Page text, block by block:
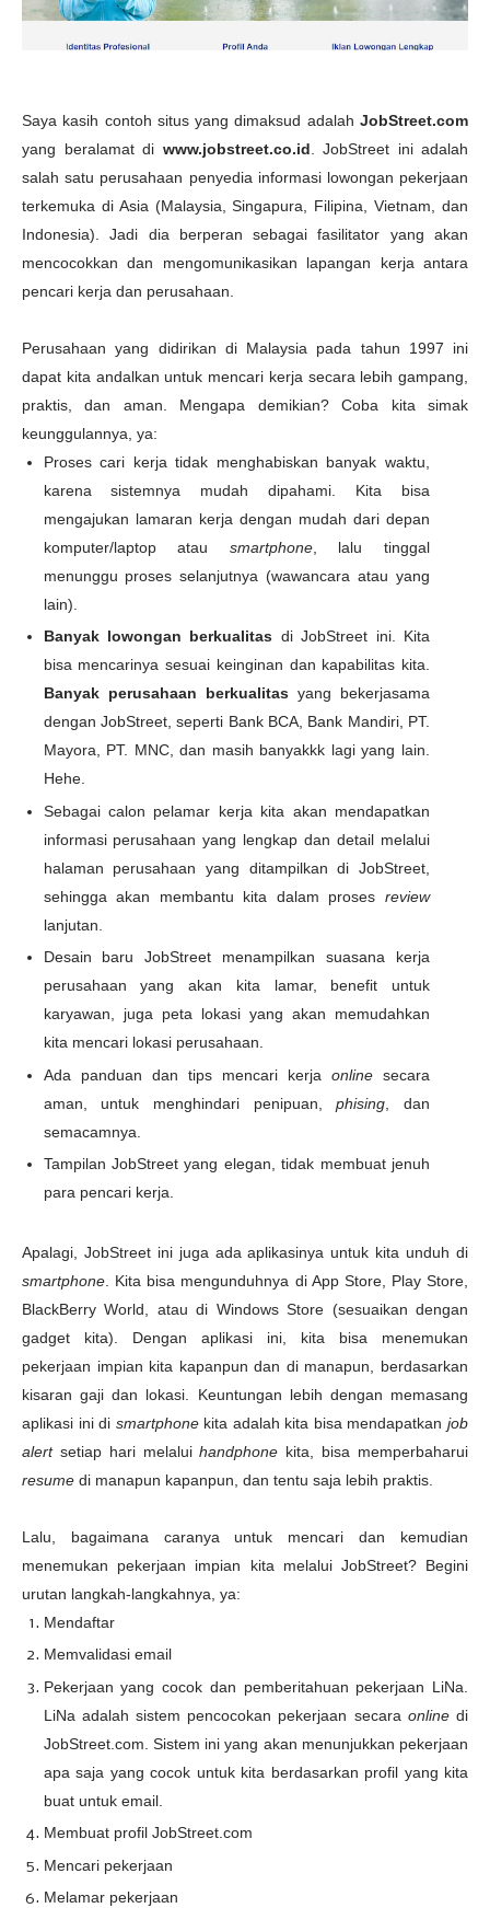
Saya kasih contoh situs yang dimaksud adalah JobStreet.com
yang beralamat di www.jobstreet.co.id . JobStreet ini adalah
salah satu perusahaan penyedia informasi lowongan pekerjaan
terkemuka di Asia (Malaysia, Singapura, Filipina, Vietnam, dan
Indonesia). Jadi dia berperan sebagai fasilitator yang akan
mencocokkan dan mengomunikasikan lapangan kerja antara
pencari kerja dan perusahaan.
Perusahaan yang didirikan di Malaysia pada tahun 1997 ini
dapat kita andalkan untuk mencari kerja secara lebih gampang,
praktis, dan aman. Mengapa demikian? Coba kita simak
keunggulannya, ya:
Proses cari kerja tidak menghabiskan banyak waktu,
karena sistemnya mudah dipahami. Kita bisa
mengajukan lamaran kerja dengan mudah dari depan
komputer/laptop atau smartphone, lalu tinggal
menunggu proses selanjutnya (wawancara atau yang
lain).
Banyak lowongan berkualitas di JobStreet ini. Kita
bisa mencarinya sesuai keinginan dan kapabilitas kita.
Banyak perusahaan berkualitas yang bekerjasama
dengan JobStreet, seperti Bank BCA, Bank Mandiri, PT.
Mayora, PT. MNC, dan masih banyakkk lagi yang lain.
Hehe.
Sebagai calon pelamar kerja kita akan mendapatkan
informasi perusahaan yang lengkap dan detail melalui
halaman perusahaan yang ditampilkan di JobStreet,
sehingga akan membantu kita dalam proses review
lanjutan.
Desain baru JobStreet menampilkan suasana kerja
perusahaan yang akan kita lamar, benefit untuk
karyawan, juga peta lokasi yang akan memudahkan
kita mencari lokasi perusahaan.
Ada panduan dan tips mencari kerja onlinesecara
aman, untuk menghindari penipuan,phising , dan
semacamnya.
Tampilan JobStreet yang elegan, tidak membuat jenuh
para pencari kerja.
Apalagi, JobStreet ini juga ada aplikasinya untuk kita unduh di
smartphone . Kita bisa mengunduhnya di App Store, Play Store,
BlackBerry World, atau di Windows Store (sesuaikan dengan
gadget kita). Dengan aplikasi ini, kita bisa menemukan
pekerjaan impian kita kapanpun dan di manapun, berdasarkan
kisaran gaji dan lokasi. Keuntungan lebih dengan memasang
aplikasi ini di smartphone kita adalah kita bisa mendapatkanjob
alert setiap hari melaluihandphone kita, bisa memperbaharui
resume di manapun kapanpun, dan tentu saja lebih praktis.
Lalu, bagaimana caranya untuk mencari dan kemudian
menemukan pekerjaan impian kita melalui JobStreet? Begini
urutan langkah-langkahnya, ya:
Mendaftar
Memvalidasi email
Pekerjaan yang cocok dan pemberitahuan pekerjaan LiNa.
LiNa adalah sistem pencocokan pekerjaan secara onlinedi
JobStreet.com. Sistem ini yang akan menunjukkan pekerjaan
apa saja yang cocok untuk kita berdasarkan profil yang kita
buat untuk email.
Membuat profil JobStreet.com
Mencari pekerjaan
Melamar pekerjaan